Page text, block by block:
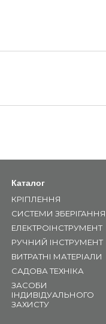
Каталог
КРІПЛЕННЯ
СИСТЕМИ ЗБЕРІГАННЯ
ЕЛЕКТРОІНСТРУМЕНТ
РУЧНИЙ ІНСТРУМЕНТ
ВИТРАТНІ МАТЕРІАЛИ
САДОВА ТЕХНІКА
ЗАСОБИ
ІНДИВІДУАЛЬНОГО
ЗАХИСТУ